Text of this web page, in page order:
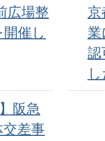
広場整
催し
京
業
認
阪急
差事